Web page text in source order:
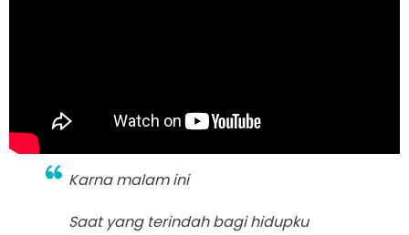
Karna malam ini
Saat yang terindah bagi hidupku